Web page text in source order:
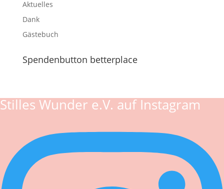
Aktuelles
Dank
Gästebuch
Spendenbutton betterplace
Stilles Wunder e.V. auf Instagram